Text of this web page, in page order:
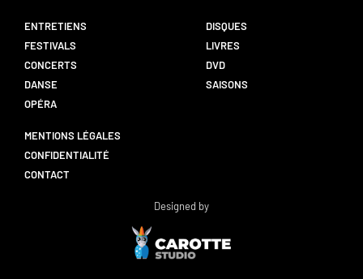
ENTRETIENS
FESTIVALS
CONCERTS
DANSE
OPÉRA
DISQUES
LIVRES
DVD
SAISONS
MENTIONS LÉGALES
CONFIDENTIALITÉ
CONTACT
Designed by